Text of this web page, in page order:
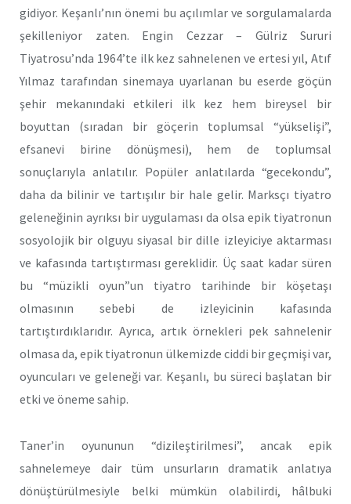
gidiyor. Keşanlı’nın önemi bu açılımlar ve sorgulamalarda
şekilleniyor zaten. Engin Cezzar – Gülriz Sururi
Tiyatrosu’nda 1964’te ilk kez sahnelenen ve ertesi yıl, Atıf
Yılmaz tarafından sinemaya uyarlanan bu eserde göçün
şehir mekanındaki etkileri ilk kez hem bireysel bir
boyuttan (sıradan bir göçerin toplumsal “yükselişi”,
efsanevi birine dönüşmesi), hem de toplumsal
sonuçlarıyla anlatılır. Popüler anlatılarda “gecekondu”,
daha da bilinir ve tartışılır bir hale gelir. Marksçı tiyatro
geleneğinin ayrıksı bir uygulaması da olsa epik tiyatronun
sosyolojik bir olguyu siyasal bir dille izleyiciye aktarması
ve kafasında tartıştırması gereklidir. Üç saat kadar süren
bu “müzikli oyun”un tiyatro tarihinde bir köşetaşı
olmasının sebebi de izleyicinin kafasında
tartıştırdıklarıdır. Ayrıca, artık örnekleri pek sahnelenir
olmasa da, epik tiyatronun ülkemizde ciddi bir geçmişi var,
oyuncuları ve geleneği var. Keşanlı, bu süreci başlatan bir
etki ve öneme sahip.
Taner’in oyununun “dizileştirilmesi”, ancak epik
sahnelemeye dair tüm unsurların dramatik anlatıya
dönüştürülmesiyle belki mümkün olabilirdi, hâlbuki